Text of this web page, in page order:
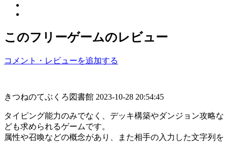
このフリーゲームのレビュー
コメント・レビューを追加する
きつねのてぶくろ図書館 2023-10-28 20:54:45
タイピング能力のみでなく、デッキ構築やダンジョン攻略な
ども求められるゲームです。
属性や召喚などの概念があり、また相手の入力した文字列を